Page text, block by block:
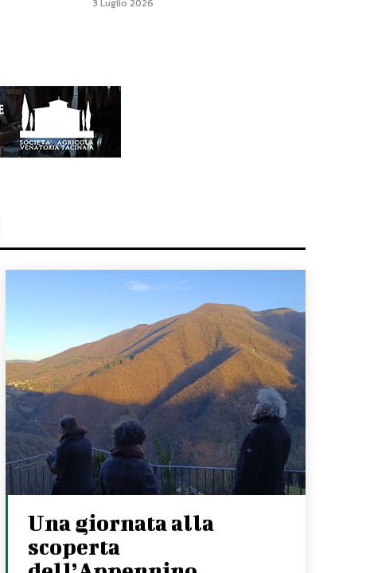
3 Luglio 2026
Una giornata alla
scoperta